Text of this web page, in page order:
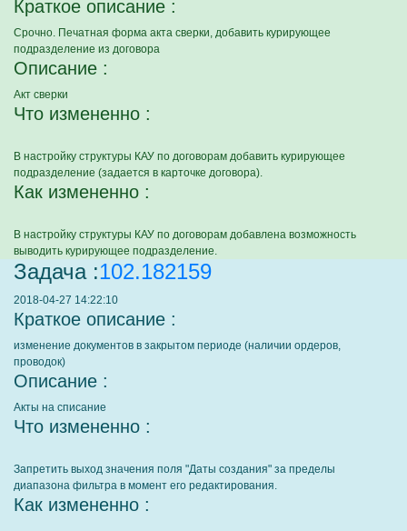
Краткое описание :
Срочно. Печатная форма акта сверки, добавить курирующее
подразделение из договора
Описание :
Акт сверки
Что измененно :
В настройку структуры КАУ по договорам добавить курирующее
подразделение (задается в карточке договора).
Как измененно :
В настройку структуры КАУ по договорам добавлена возможность
выводить курирующее подразделение.
Задача :102.182159
2018-04-27 14:22:10
Краткое описание :
изменение документов в закрытом периоде (наличии ордеров,
проводок)
Описание :
Акты на списание
Что измененно :
Запретить выход значения поля "Даты создания" за пределы
диапазона фильтра в момент его редактирования.
Как измененно :